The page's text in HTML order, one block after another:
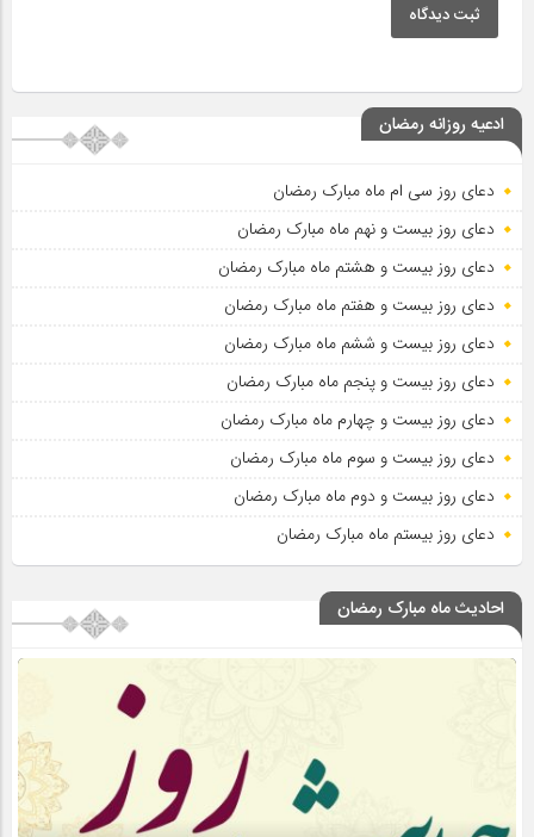
ثبت دیدگاه
ادعیه روزانه رمضان
دعای روز سی ام ماه مبارک رمضان
دعای روز بیست و نهم ماه مبارک رمضان
دعای روز بیست و هشتم ماه مبارک رمضان
دعای روز بیست و هفتم ماه مبارک رمضان
دعای روز بیست و ششم ماه مبارک رمضان
دعای روز بیست و پنجم ماه مبارک رمضان
دعای روز بیست و چهارم ماه مبارک رمضان
دعای روز بیست و سوم ماه مبارک رمضان
دعای روز بیست و دوم ماه مبارک رمضان
دعای روز بیستم ماه مبارک رمضان
احادیث ماه مبارک رمضان